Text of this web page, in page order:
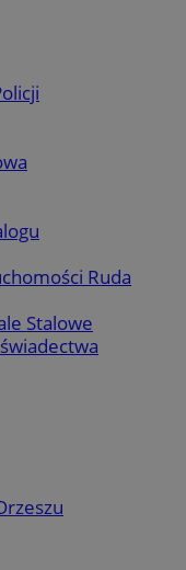
Ruda
Stalowe